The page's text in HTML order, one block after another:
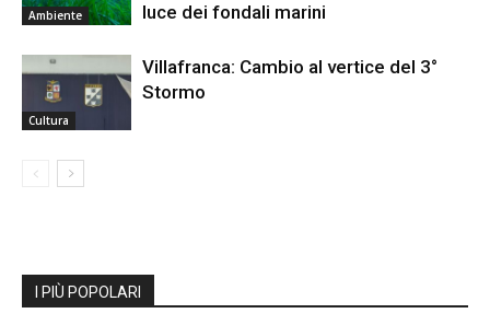
Ambiente
luce dei fondali marini
Cultura
Villafranca: Cambio al vertice del 3°
Stormo
I PIÙ POPOLARI